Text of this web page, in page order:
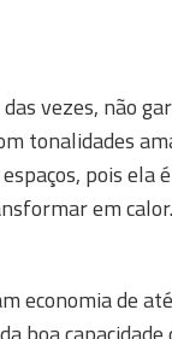
vezes, não
tonalidades
pois
em calor.
economia de